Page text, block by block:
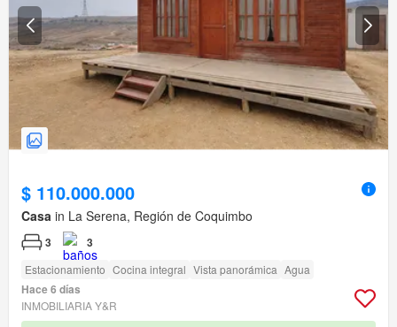
$ 110.000.000
Casa in La Serena, Región de Coquimbo
3 3
Estacionamiento Cocina integral Vista panorámica Agua
Hace 6 días
INMOBILIARIA Y&R